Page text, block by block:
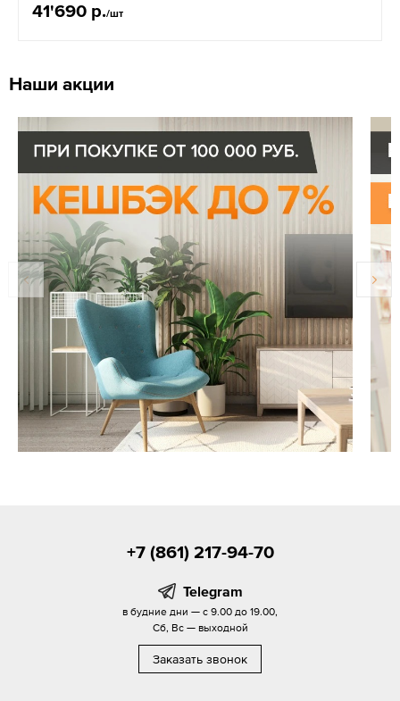
41'690 р./шт
Наши акции
+7 (861) 217-94-70
Telegram
в будние дни — с 9.00 до 19.00,
Сб, Вс — выходной
Заказать звонок